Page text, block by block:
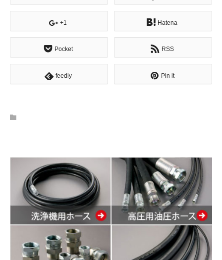
+1 Hatena
Pocket RSS
feedly Pin it